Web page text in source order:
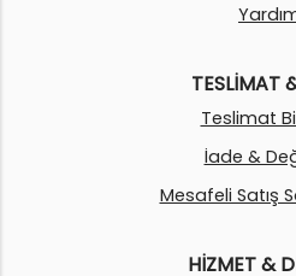
TESLİMAT
Teslimat
İade &
Mesafeli Satış
HİZMET &